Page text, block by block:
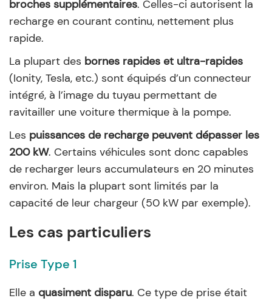
broches supplémentaires. Celles-ci autorisent la
recharge en courant continu, nettement plus
rapide.
La plupart des bornes rapides et ultra-rapides
(Ionity, Tesla, etc.) sont équipés d’un connecteur
intégré, à l’image du tuyau permettant de
ravitailler une voiture thermique à la pompe.
Les puissances de recharge peuvent dépasser les
200 kW. Certains véhicules sont donc capables
de recharger leurs accumulateurs en 20 minutes
environ. Mais la plupart sont limités par la
capacité de leur chargeur (50 kW par exemple).
Les cas particuliers
Prise Type 1
Elle a quasiment disparu. Ce type de prise était